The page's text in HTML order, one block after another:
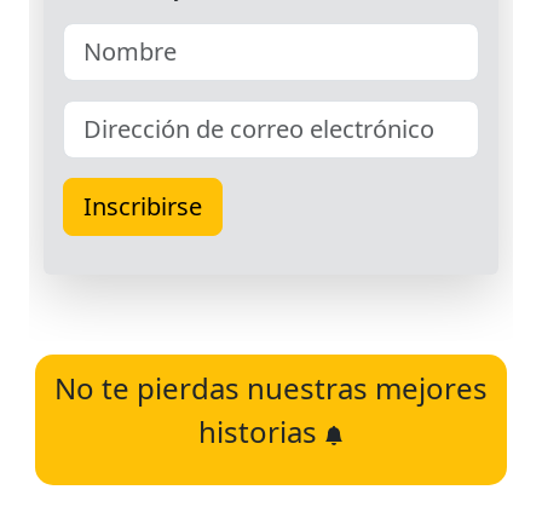
No te pierdas nuestras mejores
historias